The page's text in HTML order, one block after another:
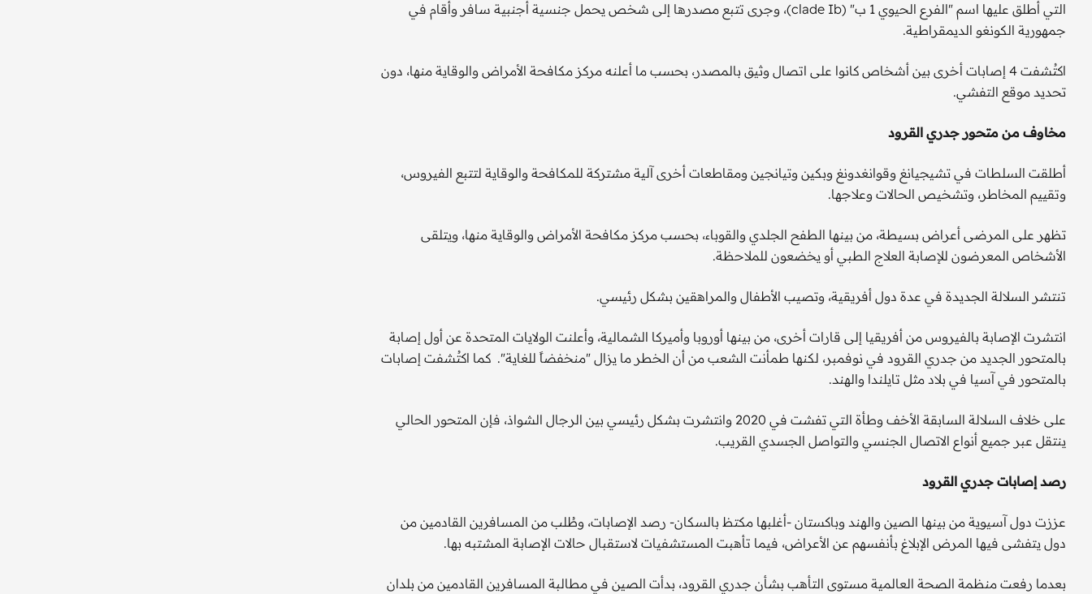
التي أطلق عليها اسم "الفرع الحيوي 1 ب" (clade Ib)، وجرى تتبع مصدرها إلى شخص يحمل جنسية أجنبية سافر وأقام في
جمهورية الكونغو الديمقراطية.
اكتُشفت 4 إصابات أخرى بين أشخاص كانوا على اتصال وثيق بالمصدر، بحسب ما أعلنه مركز مكافحة الأمراض والوقاية منها، دون
تحديد موقع التفشي.
مخاوف من متحور جدري القرود
أطلقت السلطات في تشيجيانغ وقوانغدونغ وبكين وتيانجين ومقاطعات أخرى آلية مشتركة للمكافحة والوقاية لتتبع الفيروس،
وتقييم المخاطر، وتشخيص الحالات وعلاجها.
تظهر على المرضى أعراض بسيطة، من بينها الطفح الجلدي والقوباء، بحسب مركز مكافحة الأمراض والوقاية منها، ويتلقى
الأشخاص المعرضون للإصابة العلاج الطبي أو يخضعون للملاحظة.
تنتشر السلالة الجديدة في عدة دول أفريقية، وتصيب الأطفال والمراهقين بشكل رئيسي.
انتشرت الإصابة بالفيروس من أفريقيا إلى قارات أخرى، من بينها أوروبا وأميركا الشمالية، وأعلنت الولايات المتحدة عن أول إصابة
بالمتحور الجديد من جدري القرود في نوفمبر، لكنها طمأنت الشعب من أن الخطر ما يزال "منخفضاً للغاية". كما اكتُشفت إصابات
بالمتحور في آسيا في بلاد مثل تايلندا والهند.
على خلاف السلالة السابقة الأخف وطأة التي تفشت في 2020 وانتشرت بشكل رئيسي بين الرجال الشواذ، فإن المتحور الحالي
ينتقل عبر جميع أنواع الاتصال الجنسي والتواصل الجسدي القريب.
رصد إصابات جدري القرود
عززت دول آسيوية من بينها الصين والهند وباكستان -أغلبها مكتظ بالسكان- رصد الإصابات، وطُلب من المسافرين القادمين من
دول يتفشى فيها المرض الإبلاغ بأنفسهم عن الأعراض، فيما تأهبت المستشفيات لاستقبال حالات الإصابة المشتبه بها.
بعدما رفعت منظمة الصحة العالمية مستوى التأهب بشأن جدري القرود، بدأت الصين في مطالبة المسافرين القادمين من بلدان